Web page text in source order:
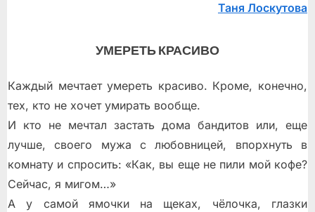
рассказа
Таня Лоскутова
УМЕРЕТЬ КРАСИВО
Каждый мечтает умереть красиво. Кроме, конечно,
тех, кто не хочет умирать вообще.
И кто не мечтал застать дома бандитов или, ещe
лучше, своего мужа с любовницей, впорхнуть в
комнату и спросить: «Как, вы еще не пили мой кофе?
Сейчас, я мигом…»
А у самой ямочки на щеках, чёлочка, глазки